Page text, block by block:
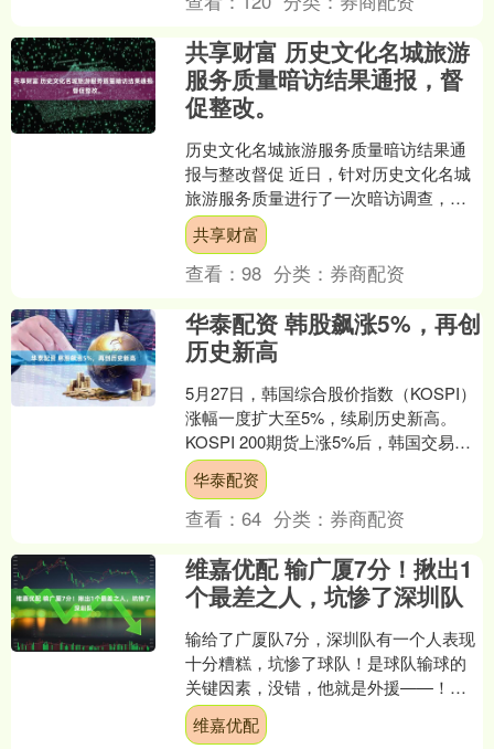
共享财富 历史文化名城旅游
服务质量暗访结果通报，督
促整改。
历史文化名城旅游服务质量暗访结果通
报与整改督促 近日，针对历史文化名城
旅游服务质量进行了一次暗访调查，目
的在于深入了解旅游服务质量现状，发
现问题并提出整改建议。....
共享财富
查看：98 分类： 券商配资
华泰配资 韩股飙涨5%，再创
历史新高
5月27日，韩国综合股价指数（KOSPI）
涨幅一度扩大至5%，续刷历史新高。
KOSPI 200期货上涨5%后，韩国交易所
启动KOSPI熔断机制，程序化交易暂
停....
华泰配资
查看：64 分类： 券商配资
维嘉优配 输广厦7分！揪出1
个最差之人，坑惨了深圳队
输给了广厦队7分，深圳队有一个人表现
十分糟糕，坑惨了球队！是球队输球的
关键因素，没错，他就是外援——！
CBA半决赛第二回合，深圳队继续做客
PK广厦队，双方经过....
维嘉优配